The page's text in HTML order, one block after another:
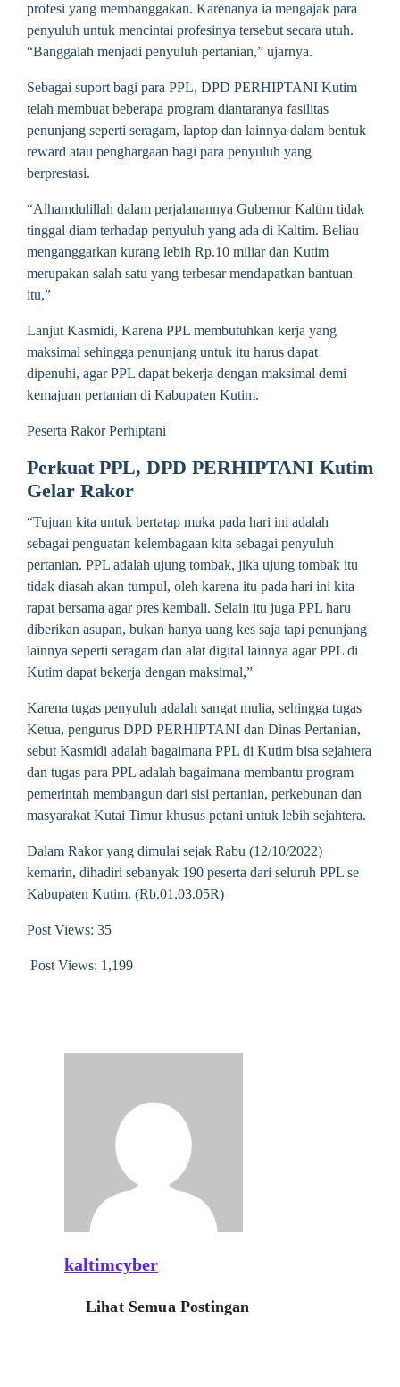
profesi yang membanggakan. Karenanya ia mengajak para
penyuluh untuk mencintai profesinya tersebut secara utuh.
“Banggalah menjadi penyuluh pertanian,” ujarnya.
Sebagai suport bagi para PPL, DPD PERHIPTANI Kutim
telah membuat beberapa program diantaranya fasilitas
penunjang seperti seragam, laptop dan lainnya dalam bentuk
reward atau penghargaan bagi para penyuluh yang
berprestasi.
“Alhamdulillah dalam perjalanannya Gubernur Kaltim tidak
tinggal diam terhadap penyuluh yang ada di Kaltim. Beliau
menganggarkan kurang lebih Rp.10 miliar dan Kutim
merupakan salah satu yang terbesar mendapatkan bantuan
itu,”
Lanjut Kasmidi, Karena PPL membutuhkan kerja yang
maksimal sehingga penunjang untuk itu harus dapat
dipenuhi, agar PPL dapat bekerja dengan maksimal demi
kemajuan pertanian di Kabupaten Kutim.
Peserta Rakor Perhiptani
Perkuat PPL, DPD PERHIPTANI Kutim
Gelar Rakor
“Tujuan kita untuk bertatap muka pada hari ini adalah
sebagai penguatan kelembagaan kita sebagai penyuluh
pertanian. PPL adalah ujung tombak, jika ujung tombak itu
tidak diasah akan tumpul, oleh karena itu pada hari ini kita
rapat bersama agar pres kembali. Selain itu juga PPL haru
diberikan asupan, bukan hanya uang kes saja tapi penunjang
lainnya seperti seragam dan alat digital lainnya agar PPL di
Kutim dapat bekerja dengan maksimal,”
Karena tugas penyuluh adalah sangat mulia, sehingga tugas
Ketua, pengurus DPD PERHIPTANI dan Dinas Pertanian,
sebut Kasmidi adalah bagaimana PPL di Kutim bisa sejahtera
dan tugas para PPL adalah bagaimana membantu program
pemerintah membangun dari sisi pertanian, perkebunan dan
masyarakat Kutai Timur khusus petani untuk lebih sejahtera.
Dalam Rakor yang dimulai sejak Rabu (12/10/2022)
kemarin, dihadiri sebanyak 190 peserta dari seluruh PPL se
Kabupaten Kutim. (Rb.01.03.05R)
Post Views: 35
Post Views: 1,199
kaltimcyber
Lihat Semua Postingan